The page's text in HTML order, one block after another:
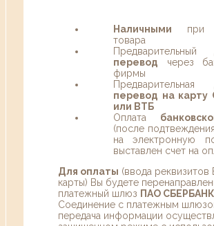
Наличными при
товара
Предварительный
перевод через
фирмы
Предварительная
перевод на карту
или ВТБ
Оплата
(после
на электронную
выставлен счет на
Для оплаты (ввода реквизитов
карты) Вы будете
платежный шлюз ПАО СБЕРБАНК
Соединение с платежным
передача информации